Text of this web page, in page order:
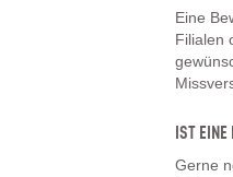
Eine
Filialen
IST
Gerne